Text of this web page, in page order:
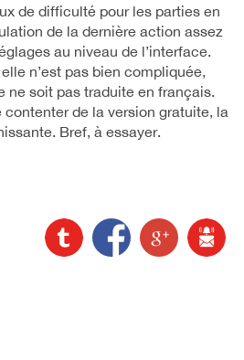
de difficulté pour les parties en
de la dernière action assez
au niveau de l’interface.
n’est pas bien compliquée,
ne soit pas traduite en français.
contenter de la version gratuite, la
Bref, à essayer.